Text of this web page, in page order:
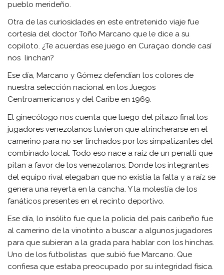
pueblo merideño.
Otra de las curiosidades en este entretenido viaje fue
cortesía del doctor Toño Marcano que le dice a su
copiloto. ¿Te acuerdas ese juego en Curaçao donde casí
nos linchan?
Ese día, Marcano y Gómez defendían los colores de
nuestra selección nacional en los Juegos
Centroamericanos y del Caribe en 1969.
El ginecólogo nos cuenta que luego del pitazo final los
jugadores venezolanos tuvieron que atrincherarse en el
camerino para no ser linchados por los simpatizantes del
combinado local. Todo eso nace a raíz de un penalti que
pitan a favor de los venezolanos. Donde los integrantes
del equipo rival elegaban que no existía la falta y a raíz se
genera una reyerta en la cancha. Y la molestía de los
fanáticos presentes en el recinto deportivo.
Ese día, lo insólito fue que la policía del país caribeño fue
al camerino de la vinotinto a buscar a algunos jugadores
para que subieran a la grada para hablar con los hinchas.
Uno de los futbolistas que subió fue Marcano. Que
confiesa que estaba preocupado por su integridad física.